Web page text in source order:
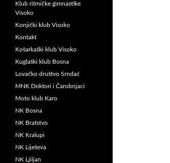
Klub ritmičke gimnastike
Visoko
Konjički klub Visoko
Kontakt
Košarkaški klub Visoko
Kuglaški klub Bosna
Lovačko društvo Srndać
MNK Doktori i Čarobnjaci
Moto klub Karo
NK Bosna
NK Bratstvo
NK Kralupi
NK Liješeva
NK Ljiljan